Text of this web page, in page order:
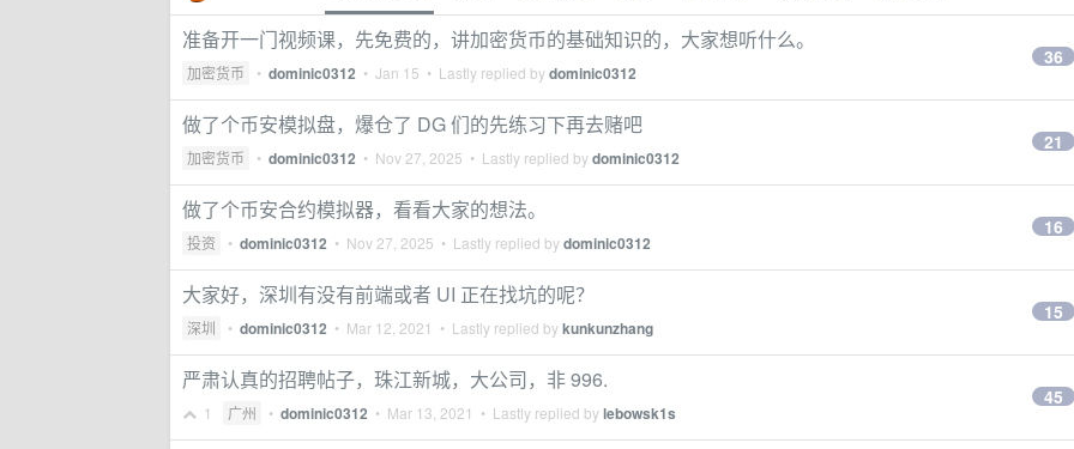
准备开一门视频课，先免费的，讲加密货币的基础知识的，大家想听什么。
加密货币 • dominic0312 • Jan 15 • Lastly replied bydominic0312
36
做了个币安模拟盘，爆仓了 DG 们的先练习下再去赌吧
加密货币 • dominic0312 • Nov 27, 2025 • Lastly replied bydominic0312
21
做了个币安合约模拟器，看看大家的想法。
投资 • dominic0312 • Nov 27, 2025 • Lastly replied bydominic0312
16
大家好，深圳有没有前端或者 UI 正在找坑的呢？
深圳 • dominic0312 • Mar 12, 2021 • Lastly replied bykunkunzhang
15
严肃认真的招聘帖子，珠江新城，大公司，非 996.
1 广州 • dominic0312 • Mar 13, 2021 • Lastly replied bylebowsk1s
45